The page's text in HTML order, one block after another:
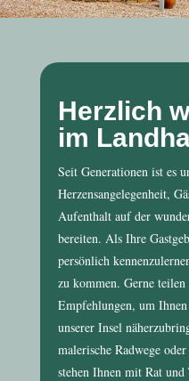
Herzlich
im
Seit Generationen ist es
Herzensangelegenheit,
Aufenthalt auf der
bereiten. Als Ihre
persönlich
zu kommen. Gerne
Empfehlungen, um
unserer Insel
malerische Radwege
stehen Ihnen mit Rat und